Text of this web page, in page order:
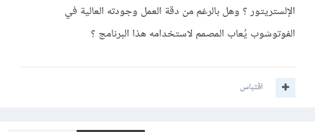
الإلستريتور ؟ وهل بالرغم من دقة العمل وجودته العالية في
الفوتوشوب يُعاب المصمم لاستخدامه هذا البرنامج ؟
اقتباس